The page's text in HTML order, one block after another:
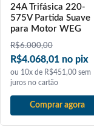
24A Trifásica 220-
575V Partida Suave
para Motor WEG
R$6.000,00
R$4.068,01 no pix
ou 10x de R$451,00 sem
juros no cartão
Comprar agora